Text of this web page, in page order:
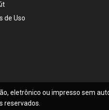
de Uso
eletrônico ou impresso sem
reservados.